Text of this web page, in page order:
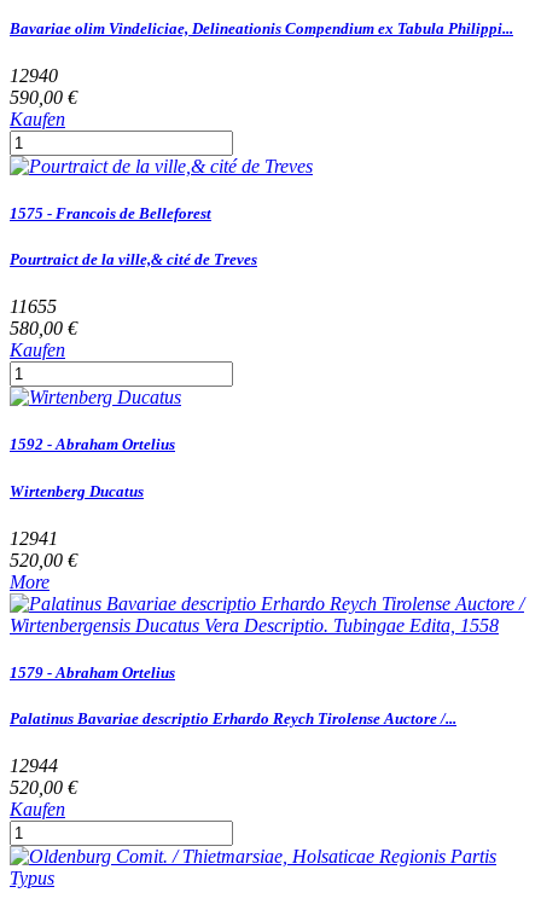
Bavariae olim Vindeliciae, Delineationis Compendium ex Tabula Philippi...
12940
590,00 €
Kaufen
1575 - Francois de Belleforest
Pourtraict de la ville,& cité de Treves
11655
580,00 €
Kaufen
1592 - Abraham Ortelius
Wirtenberg Ducatus
12941
520,00 €
More
1579 - Abraham Ortelius
Palatinus Bavariae descriptio Erhardo Reych Tirolense Auctore /...
12944
520,00 €
Kaufen